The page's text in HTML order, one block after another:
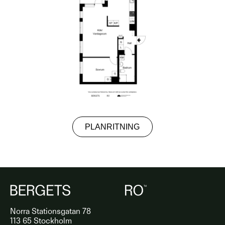
PLANRITNING
Norra Stationsgatan 78
113 65 Stockholm